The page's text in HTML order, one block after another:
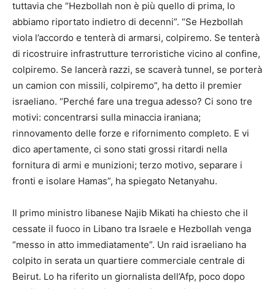
tuttavia che “Hezbollah non è più quello di prima, lo
abbiamo riportato indietro di decenni”. “Se Hezbollah
viola l’accordo e tenterà di armarsi, colpiremo. Se tenterà
di ricostruire infrastrutture terroristiche vicino al confine,
colpiremo. Se lancerà razzi, se scaverà tunnel, se porterà
un camion con missili, colpiremo”, ha detto il premier
israeliano. “Perché fare una tregua adesso? Ci sono tre
motivi: concentrarsi sulla minaccia iraniana;
rinnovamento delle forze e rifornimento completo. E vi
dico apertamente, ci sono stati grossi ritardi nella
fornitura di armi e munizioni; terzo motivo, separare i
fronti e isolare Hamas”, ha spiegato Netanyahu.
Il primo ministro libanese Najib Mikati ha chiesto che il
cessate il fuoco in Libano tra Israele e Hezbollah venga
“messo in atto immediatamente”. Un raid israeliano ha
colpito in serata un quartiere commerciale centrale di
Beirut. Lo ha riferito un giornalista dell’Afp, poco dopo